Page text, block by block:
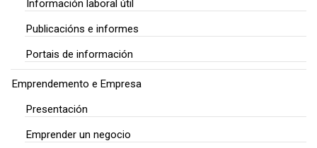
Información laboral útil
Publicacións e informes
Portais de información
Emprendemento e Empresa
Presentación
Emprender un negocio